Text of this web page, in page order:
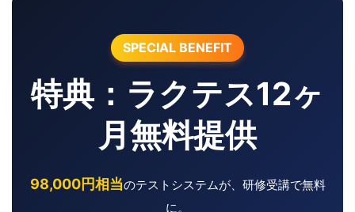
SPECIAL BENEFIT
特典：ラクテス12ヶ
月無料提供
98,000円相当のテストシステムが、研修受講で無料
に。